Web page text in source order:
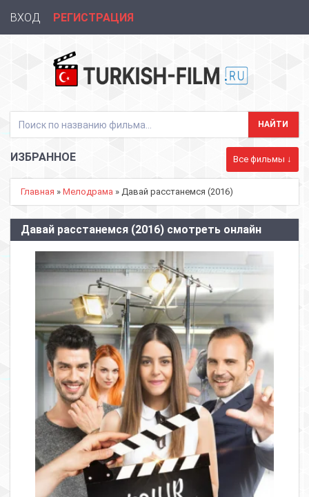
ВХОД РЕГИСТРАЦИЯ
ИЗБРАННОЕ Все фильмы ↓
Главная » Мелодрама » Давай расстанемся (2016)
Давай расстанемся (2016) смотреть онлайн